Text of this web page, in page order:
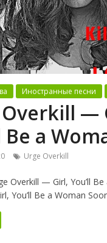
Иностранные песни
—
Be a
Urge Overkill
Overkill — Girl, You’ll
You’ll Be a Woman